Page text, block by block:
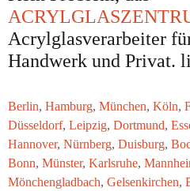
Acrylglasverarbeiter
Handwerk und Privat.
Berlin, Hamburg, München, Köln,
Düsseldorf, Leipzig, Dortmund,
Hannover, Nürnberg, Duisburg,
Bonn, Münster, Karlsruhe,
Mönchengladbach, Gelsenkirchen,